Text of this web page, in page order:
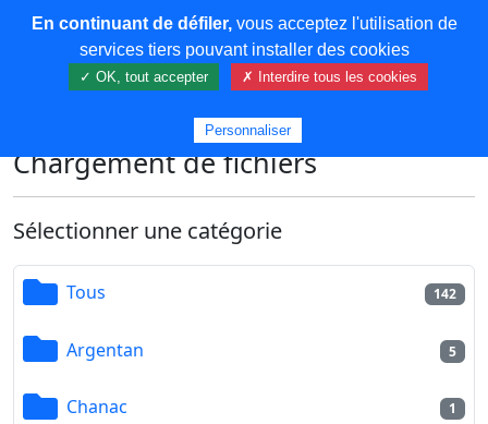
COREMA
Chargement de fichiers
Sélectionner une catégorie
Tous 142
Argentan 5
Chanac 1
En continuant de défiler,vous acceptez l'utilisation de
services tiers pouvant installer des cookies
✓ OK, tout accepter ✗ Interdire tous les cookies
Personnaliser